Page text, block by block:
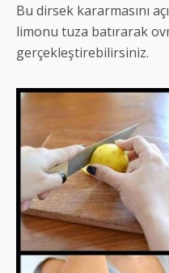
Bu dirsek kararmasını
limonu tuza batırarak
gerçekleştirebilirsiniz.